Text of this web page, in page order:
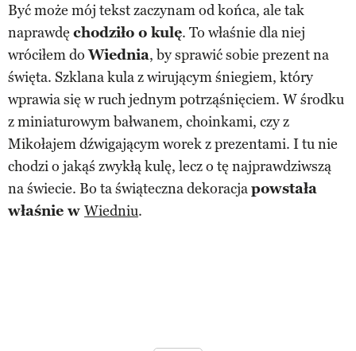
Być może mój tekst zaczynam od końca, ale tak
naprawdę chodziło o kulę. To właśnie dla niej
wróciłem doWiednia, by sprawić sobie prezent na
święta. Szklana kula z wirującym śniegiem, który
wprawia się w ruch jednym potrząśnięciem. W środku
z miniaturowym bałwanem, choinkami, czy z
Mikołajem dźwigającym worek z prezentami. I tu nie
chodzi o jakąś zwykłą kulę, lecz o tę najprawdziwszą
na świecie. Bo ta świąteczna dekoracjapowstała
właśnie w Wiedniu.